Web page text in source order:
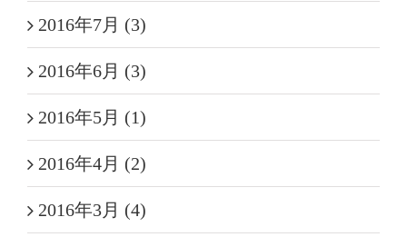
2016年7月 (3)
2016年6月 (3)
2016年5月 (1)
2016年4月 (2)
2016年3月 (4)